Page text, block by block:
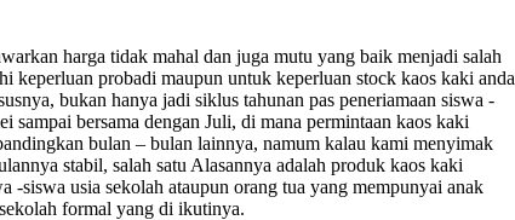
harga tidak mahal dan juga mutu yang baik menjadi salah
keperluan probadi maupun untuk keperluan stock kaos kaki anda
bukan hanya jadi siklus tahunan pas peneriamaan siswa -
bersama dengan Juli, di mana permintaan kaos kaki
bulan – bulan lainnya, namum kalau kami menyimak
stabil, salah satu Alasannya adalah produk kaos kaki
-siswa usia sekolah ataupun orang tua yang mempunyai anak
formal yang di ikutinya.